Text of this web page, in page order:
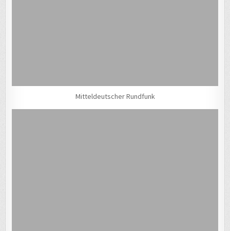
Mitteldeutscher Rundfunk